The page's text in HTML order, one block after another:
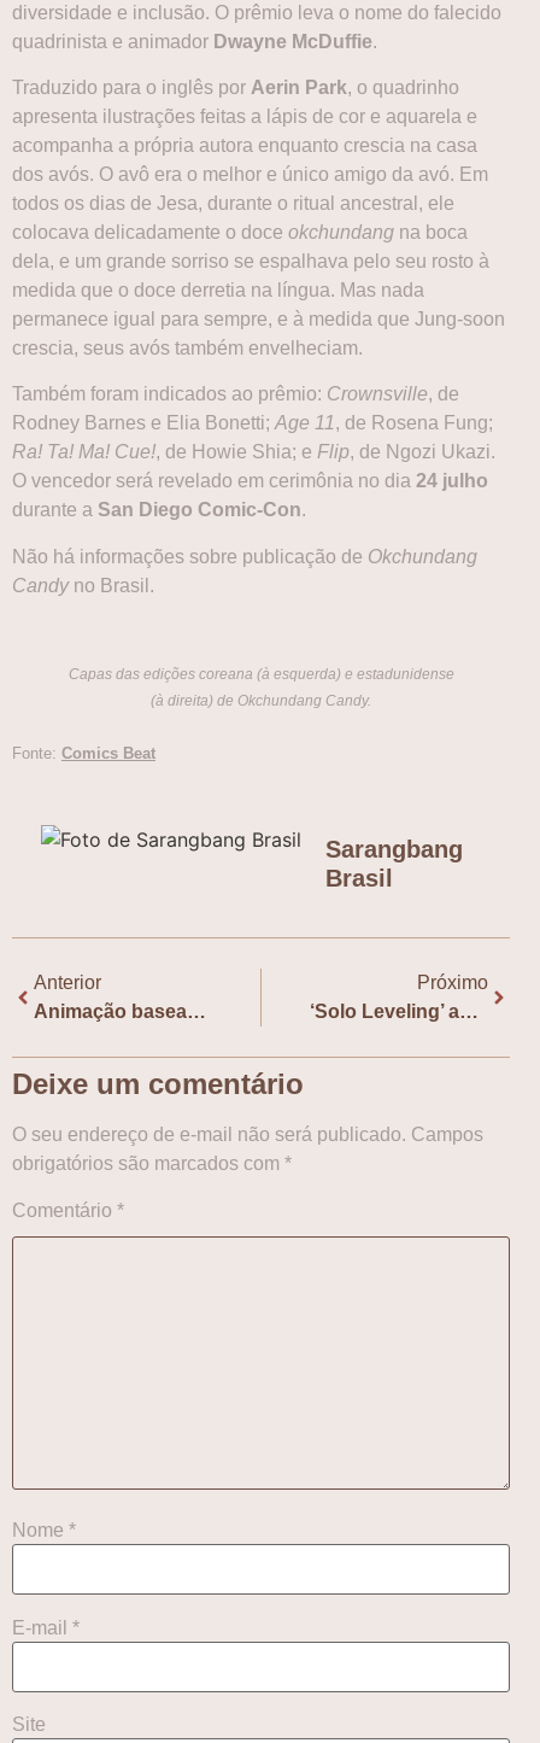
diversidade e inclusão. O prêmio leva o nome do falecido
quadrinista e animador Dwayne McDuffie.
Traduzido para o inglês por Aerin Park, o quadrinho
apresenta ilustrações feitas a lápis de cor e aquarela e
acompanha a própria autora enquanto crescia na casa
dos avós. O avô era o melhor e único amigo da avó. Em
todos os dias de Jesa, durante o ritual ancestral, ele
colocava delicadamente o doce okchundang na boca
dela, e um grande sorriso se espalhava pelo seu rosto à
medida que o doce derretia na língua. Mas nada
permanece igual para sempre, e à medida que Jung-soon
crescia, seus avós também envelheciam.
Também foram indicados ao prêmio: Crownsville, de
Rodney Barnes e Elia Bonetti;Age 11, de Rosena Fung;
Ra! Ta! Ma! Cue!, de Howie Shia; e Flip, de Ngozi Ukazi.
O vencedor será revelado em cerimônia no dia 24 julho
durante a San Diego Comic-Con.
Não há informações sobre publicação de Okchundang
Candyno Brasil.
Capas das edições coreana (à esquerda) e estadunidense
(à direita) de Okchundang Candy.
Fonte: Comics Beat
Sarangbang
Brasil
Anterior
Animação baseada em ‘Your Letter’ é indicada a prêmio de quadrinhos nos EUA
Próximo
‘Solo Leveling’ anuncia novo filme animado, veja teaser
Deixe um comentário
O seu endereço de e-mail não será publicado. Campos
obrigatórios são marcados com *
Comentário *
Nome *
E-mail *
Site